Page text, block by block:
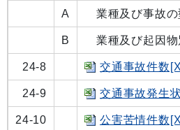
A 業種及び事故の
B 業種及び起因物
24-8 交通事故件数
24-9 交通事故発生
24-10 公害苦情件数